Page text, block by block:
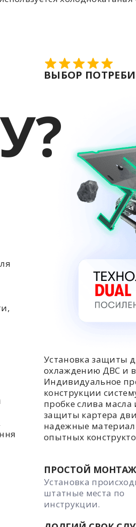
ВЫБОР
Установка защиты
охлаждению ДВС и
Индивидуальное
конструкции
пробке слива
защиты картера
надежные
опытных
ПРОСТОЙ МОНТАЖ
Установка
штатные места по
инструкции.